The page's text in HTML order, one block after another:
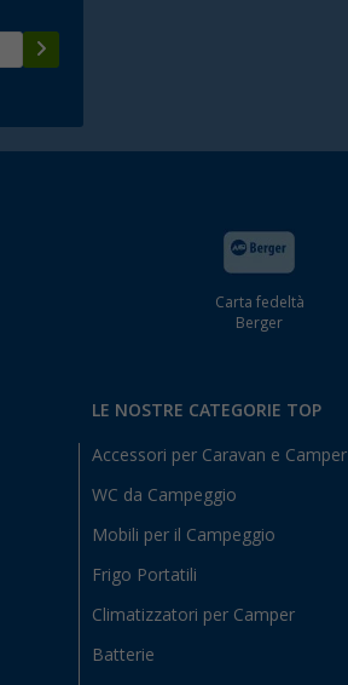
Carta fedeltà
Berger
LE NOSTRE CATEGORIE TOP
Accessori per Caravan e Camper
WC da Campeggio
Mobili per il Campeggio
Frigo Portatili
Climatizzatori per Camper
Batterie